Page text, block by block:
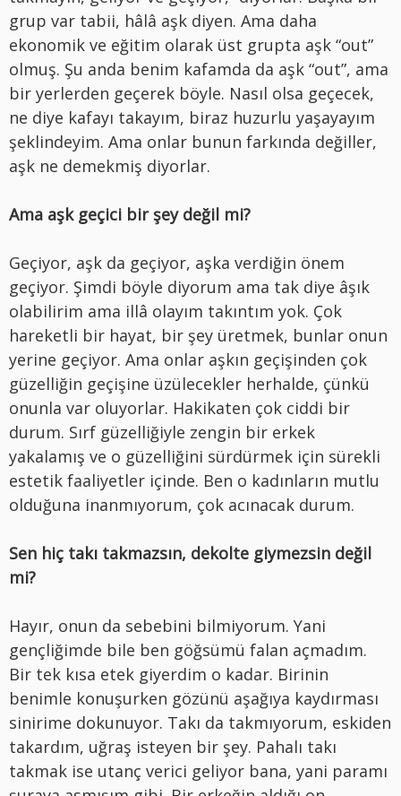
grup var tabii, hâlâ aşk diyen. Ama daha
ekonomik ve eğitim olarak üst grupta aşk “out”
olmuş. Şu anda benim kafamda da aşk “out”, ama
bir yerlerden geçerek böyle. Nasıl olsa geçecek,
ne diye kafayı takayım, biraz huzurlu yaşayayım
şeklindeyim. Ama onlar bunun farkında değiller,
aşk ne demekmiş diyorlar.
Ama aşk geçici bir şey değil mi?
Geçiyor, aşk da geçiyor, aşka verdiğin önem
geçiyor. Şimdi böyle diyorum ama tak diye âşık
olabilirim ama illâ olayım takıntım yok. Çok
hareketli bir hayat, bir şey üretmek, bunlar onun
yerine geçiyor. Ama onlar aşkın geçişinden çok
güzelliğin geçişine üzülecekler herhalde, çünkü
onunla var oluyorlar. Hakikaten çok ciddi bir
durum. Sırf güzelliğiyle zengin bir erkek
yakalamış ve o güzelliğini sürdürmek için sürekli
estetik faaliyetler içinde. Ben o kadınların mutlu
olduğuna inanmıyorum, çok acınacak durum.
Sen hiç takı takmazsın, dekolte giymezsin değil
mi?
Hayır, onun da sebebini bilmiyorum. Yani
gençliğimde bile ben göğsümü falan açmadım.
Bir tek kısa etek giyerdim o kadar. Birinin
benimle konuşurken gözünü aşağıya kaydırması
sinirime dokunuyor. Takı da takmıyorum, eskiden
takardım, uğraş isteyen bir şey. Pahalı takı
takmak ise utanç verici geliyor bana, yani paramı